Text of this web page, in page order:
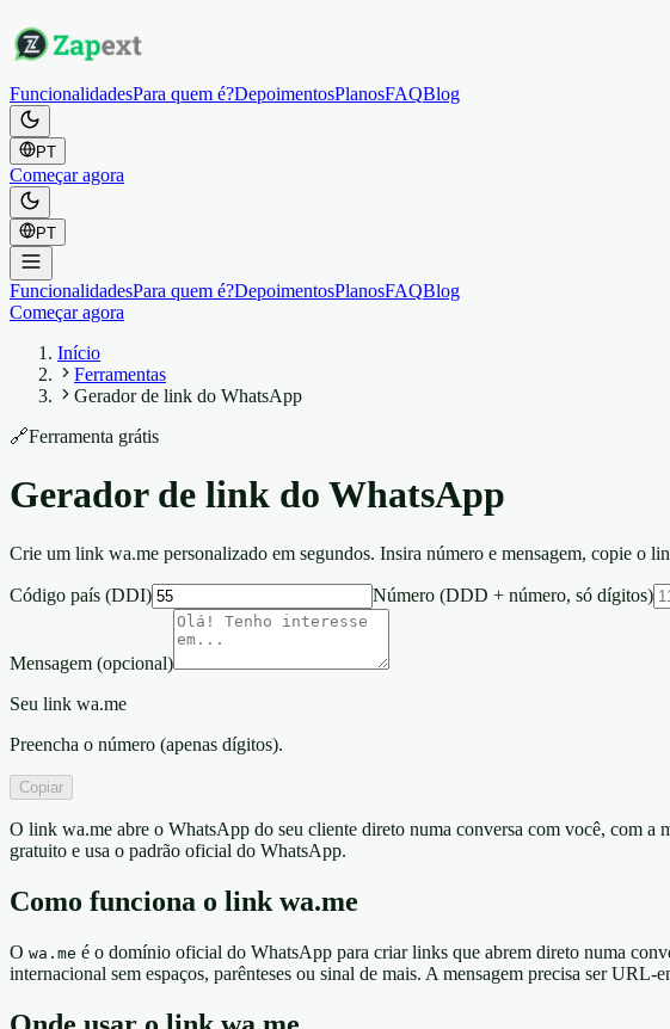
FuncionalidadesPara quem é?DepoimentosPlanosFAQBlog
PT
Começar agora
PT
FuncionalidadesPara quem é?DepoimentosPlanosFAQBlog
Começar agora
Início
Ferramentas
Gerador de link do WhatsApp
🔗Ferramenta grátis
Gerador de link do WhatsApp
Crie um link wa.me personalizado em segundos. Insira número e mensagem, copie o
Código país (DDI) Número (DDD + número, só dígitos)
Mensagem (opcional)
Seu link wa.me
Preencha o número (apenas dígitos).
Copiar
O link wa.me abre o WhatsApp do seu cliente direto numa conversa com você, com
gratuito e usa o padrão oficial do WhatsApp.
Como funciona o link wa.me
O wa.me é o domínio oficial do WhatsApp para criar links que abrem direto numa
internacional sem espaços, parênteses ou sinal de mais. A mensagem precisa ser URL-